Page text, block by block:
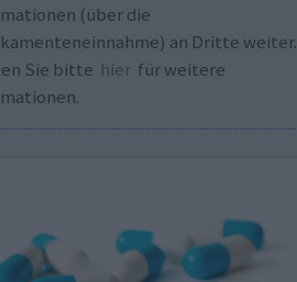
(über die
an Dritte weiter.
Sie bitte hier für weitere